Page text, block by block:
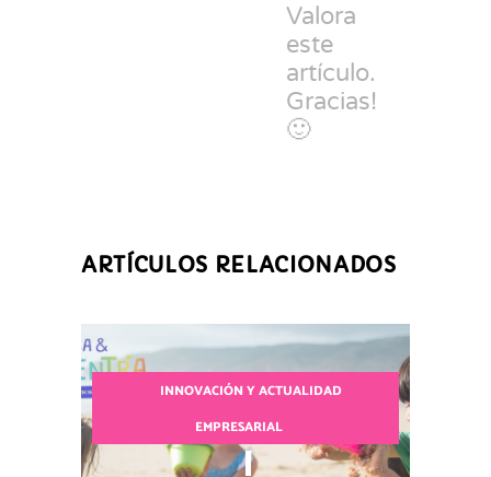
Valora
este
artículo.
Gracias!
🙂
ARTÍCULOS RELACIONADOS
INNOVACIÓN Y ACTUALIDAD
EMPRESARIAL